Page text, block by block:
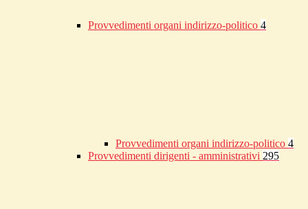
Provvedimenti organi indirizzo-politico 4
Provvedimenti organi indirizzo-politico 4
Provvedimenti dirigenti - amministrativi 295